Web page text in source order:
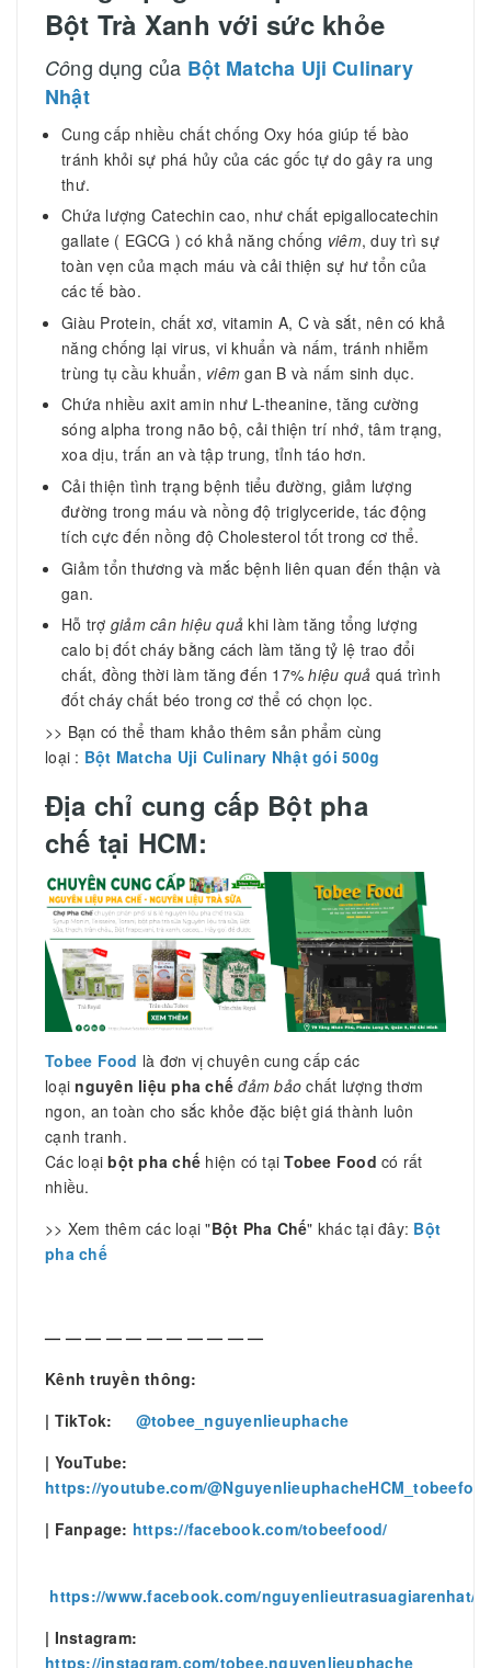
Bột Trà Xanh với sức khỏe
Công dụng của Bột Matcha Uji Culinary
Nhật
Cung cấp nhiều chất chống Oxy hóa giúp tế bào
tránh khỏi sự phá hủy của các gốc tự do gây ra ung
thư.
Chứa lượng Catechin cao, như chất epigallocatechin
gallate ( EGCG ) có khả năng chống viêm, duy trì sự
toàn vẹn của mạch máu và cải thiện sự hư tổn của
các tế bào.
Giàu Protein, chất xơ, vitamin A, C và sắt, nên có khả
năng chống lại virus, vi khuẩn và nấm, tránh nhiễm
trùng tụ cầu khuẩn, viêmgan B và nấm sinh dục.
Chứa nhiều axit amin như L-theanine, tăng cường
sóng alpha trong não bộ, cải thiện trí nhớ, tâm trạng,
xoa dịu, trấn an và tập trung, tỉnh táo hơn.
Cải thiện tình trạng bệnh tiểu đường, giảm lượng
đường trong máu và nồng độ triglyceride, tác động
tích cực đến nồng độ Cholesterol tốt trong cơ thể.
Giảm tổn thương và mắc bệnh liên quan đến thận và
gan.
Hỗ trợ giảm cân hiệu quả khi làm tăng tổng lượng
calo bị đốt cháy bằng cách làm tăng tỷ lệ trao đổi
chất, đồng thời làm tăng đến 17% hiệu quả quá trình
đốt cháy chất béo trong cơ thể có chọn lọc.
>> Bạn có thể tham khảo thêm sản phẩm cùng
loại : Bột Matcha Uji Culinary Nhật gói 500g
Địa chỉ cung cấp Bột pha
chế tại HCM:
Tobee Food là đơn vị chuyên cung cấp các
loạinguyên liệu phachếđảm bảo chất lượng thơm
ngon, an toàn cho sắc khỏe đặc biệt giá thành luôn
cạnh tranh.
Các loạibột pha chế hiện có tạiTobee Food có rất
nhiều.
>> Xem thêm các loại "Bột Pha Chế" khác tại đây: Bột
pha chế
— — — — — — — — — — —
Kênh truyền thông:
| TikTok: @tobee_nguyenlieuphache
| YouTube:
https://youtube.com/
| Fanpage: https://facebook.com/tobeefood/
https://www.facebook.com/nguyenlieutrasuagiarenhat/
| Instagram:
https://instagram.com/tobee.nguyenlieuphache